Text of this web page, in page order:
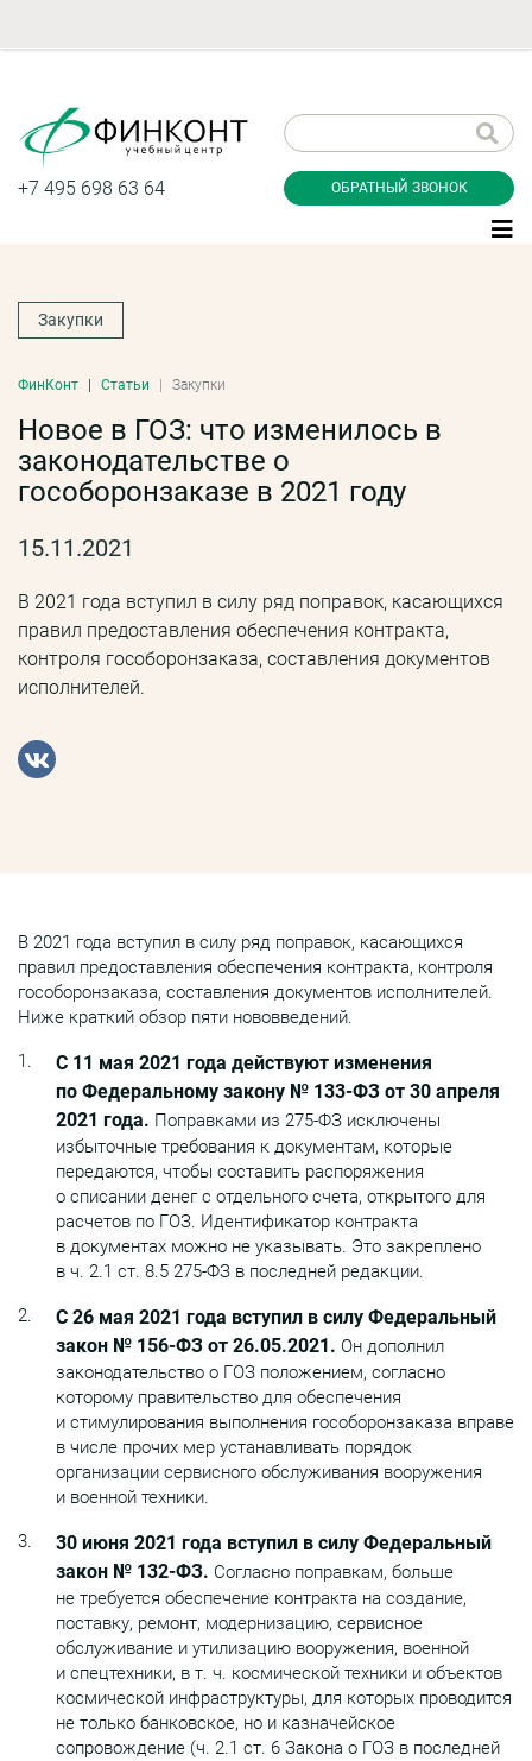
+7 495 698 63 64 ОБРАТНЫЙ ЗВОНОК
Закупки
ФинКонт Статьи Закупки
Новое в ГОЗ: что изменилось в
законодательстве о
гособоронзаказе в 2021 году
15.11.2021
В 2021 года вступил в силу ряд поправок, касающихся
правил предоставления обеспечения контракта,
контроля гособоронзаказа, составления документов
исполнителей.
В 2021 года вступил в силу ряд поправок, касающихся
правил предоставления обеспечения контракта, контроля
гособоронзаказа, составления документов исполнителей.
Ниже краткий обзор пяти нововведений.
С 11 мая 2021 года действуют изменения
по Федеральному закону № 133-ФЗ от 30 апреля
2021 года. Поправками из 275-ФЗ исключены
избыточные требования к документам, которые
передаются, чтобы составить распоряжения
о списании денег с отдельного счета, открытого для
расчетов по ГОЗ. Идентификатор контракта
в документах можно не указывать. Это закреплено
в ч. 2.1 ст. 8.5 275-ФЗ в последней редакции.
С 26 мая 2021 года вступил в силу Федеральный
закон № 156-ФЗ от 26.05.2021. Он дополнил
законодательство о ГОЗ положением, согласно
которому правительство для обеспечения
и стимулирования выполнения гособоронзаказа вправе
в числе прочих мер устанавливать порядок
организации сервисного обслуживания вооружения
и военной техники.
30 июня 2021 года вступил в силу Федеральный
закон № 132-ФЗ. Согласно поправкам, больше
не требуется обеспечение контракта на создание,
поставку, ремонт, модернизацию, сервисное
обслуживание и утилизацию вооружения, военной
и спецтехники, в т. ч. космической техники и объектов
космической инфраструктуры, для которых проводится
не только банковское, но и казначейское
сопровождение (ч. 2.1 ст. 6 Закона о ГОЗ в последней
звонок
конфиденциальности
Заказать